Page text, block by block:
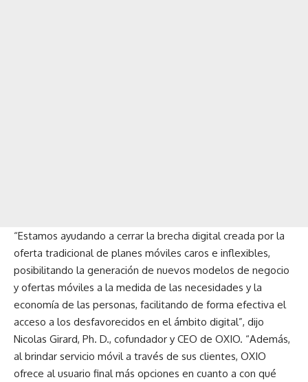
“Estamos ayudando a cerrar la brecha digital creada por la
oferta tradicional de planes móviles caros e inflexibles,
posibilitando la generación de nuevos modelos de negocio
y ofertas móviles a la medida de las necesidades y la
economía de las personas, facilitando de forma efectiva el
acceso a los desfavorecidos en el ámbito digital”, dijo
Nicolas Girard, Ph. D., cofundador y CEO de OXIO. “Además,
al brindar servicio móvil a través de sus clientes, OXIO
ofrece al usuario final más opciones en cuanto a con qué